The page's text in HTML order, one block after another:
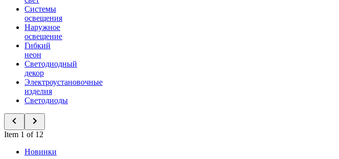
Системы
освещения
Наружное
освещение
Гибкий
неон
Светодиодный
декор
Электроустановочные
изделия
Светодиоды
Item 1 of 12
Новинки